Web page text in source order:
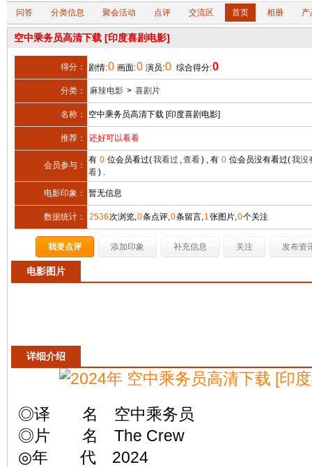
问答
分类信息 聚会活动 点评 交流区 首页 相册 产
空中乘务员高清下载 [印度喜剧电影]
得分： 剧情:0 画面:0 演员:0 综合得分:0
分类： 麻辣电影 > 喜剧片
名称： 空中乘务员高清下载 [印度喜剧电影]
推荐： 还好可以看看
会员参与：
有 0 位会员看过(我看过 ,查看) , 有 0 位会员没有看过(我没
看) .
电影印象： 暂无信息
数据统计： 2536 次浏览,0条点评,0条留言,1张图片,0个关注
我要点评 添加印象 补充信息 关注 发布资
电影图片
详细介绍
◎译 名 空中乘务员
◎片 名 The Crew
◎年 代 2024